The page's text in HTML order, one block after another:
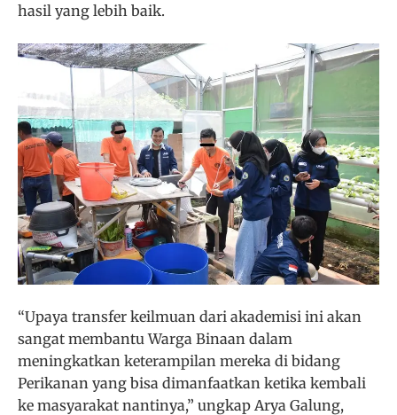
hasil yang lebih baik.
“Upaya transfer keilmuan dari akademisi ini akan
sangat membantu Warga Binaan dalam
meningkatkan keterampilan mereka di bidang
Perikanan yang bisa dimanfaatkan ketika kembali
ke masyarakat nantinya,” ungkap Arya Galung,